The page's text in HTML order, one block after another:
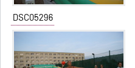
DSC05296